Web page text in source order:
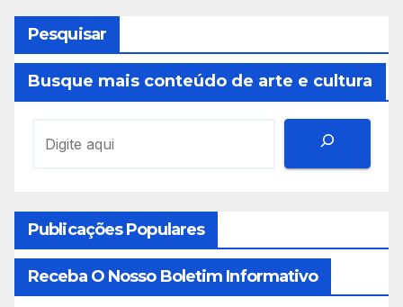
Pesquisar
Busque mais conteúdo de arte e cultura
Publicações Populares
Receba O Nosso Boletim Informativo